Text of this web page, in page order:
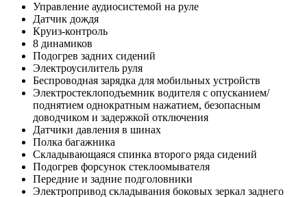
Управление аудиосистемой на руле
Датчик дождя
Круиз-контроль
8 динамиков
Подогрев задних сидений
Электроусилитель руля
Беспроводная зарядка для мобильных устройств
Электростеклоподъемник водителя с опусканием/
поднятием однократным нажатием, безопасным
доводчиком и задержкой отключения
Датчики давления в шинах
Полка багажника
Складывающаяся спинка второго ряда сидений
Подогрев форсунок стеклоомывателя
Передние и задние подголовники
Электропривод складывания боковых зеркал заднего